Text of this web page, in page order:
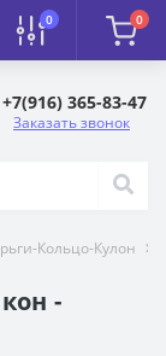
0 0
+7(916) 365-83-47
Заказать звонок
Кольцо-Кулон
-